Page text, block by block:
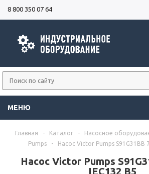
8 800 350 07 64
МЕНЮ
Главная - Каталог - Насосное
Pumps
- Насос Victor Pumps S91G31BB
Насос Victor Pumps
IEC132 B5